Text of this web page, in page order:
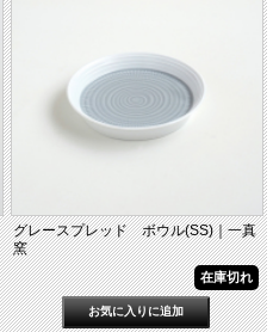
グレースプレッド ボウル(SS)｜一真
窯
在庫切れ